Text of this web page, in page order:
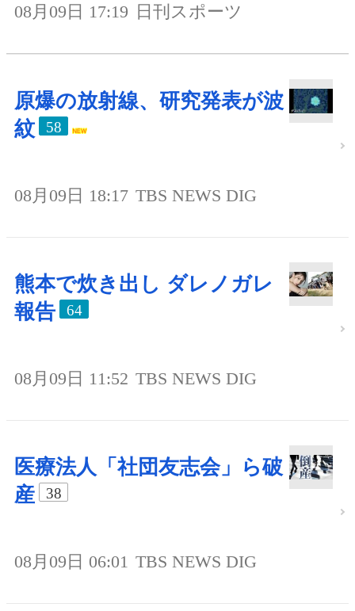
08月09日 17:19 日刊スポーツ
原爆の放射線、研究発表が波
紋
58
08月09日 18:17 TBS NEWS DIG
熊本で炊き出し ダレノガレ
報告
64
08月09日 11:52 TBS NEWS DIG
医療法人「社団友志会」ら破
産
38
08月09日 06:01 TBS NEWS DIG